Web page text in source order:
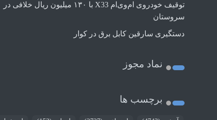
توقیف خودروی ام‌وی‌ام X33 با ۱۳۰ میلیون ریال خلافی در
سروستان
دستگیری سارقین کابل برق در کوار
نماد مجوز
برچسب ها